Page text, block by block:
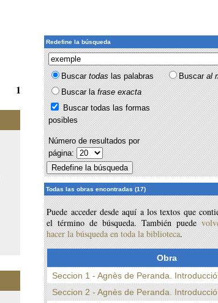
1
Redefine la búsqueda
Buscartodaslas palabras Buscaral
Buscar lafrase exacta
Buscar todas las formas
posibles
Número de resultados por
página:
Todas las obras encontradas (17)
Puede acceder desde aquí a los textos que
el término de búsqueda. También puede
hacer la búsqueda en toda la biblioteca.
Obra
Seccion 1 - Agnès de Peranda.
Seccion 2 - Agnès de Peranda.